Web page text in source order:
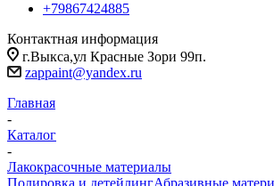
+79867424885
Контактная информация
г.Выкса,ул Красные Зори 99п.
zappaint@yandex.ru
Главная
-
Каталог
-
Лакокрасочные материалы
Полировка и детейлингАбразивные